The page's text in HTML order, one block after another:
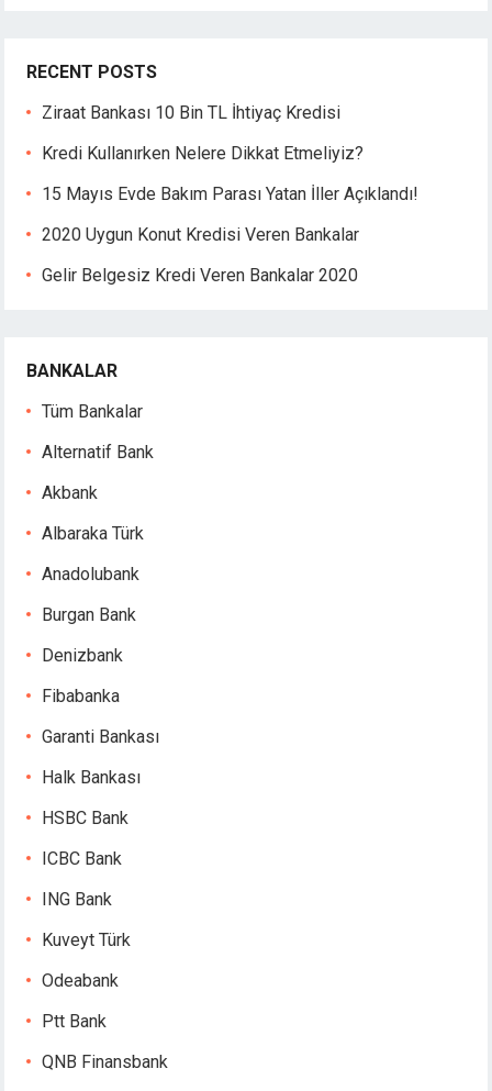
Panel
RECENT POSTS
Ziraat Bankası 10 Bin TL İhtiyaç Kredisi
Kredi Kullanırken Nelere Dikkat Etmeliyiz?
15 Mayıs Evde Bakım Parası Yatan İller Açıklandı!
2020 Uygun Konut Kredisi Veren Bankalar
Gelir Belgesiz Kredi Veren Bankalar 2020
BANKALAR
Tüm Bankalar
Alternatif Bank
Akbank
Albaraka Türk
Anadolubank
Burgan Bank
Denizbank
Fibabanka
Garanti Bankası
Halk Bankası
HSBC Bank
ICBC Bank
ING Bank
Kuveyt Türk
Odeabank
Ptt Bank
QNB Finansbank